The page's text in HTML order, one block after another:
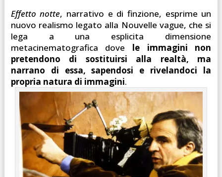
Effetto notte, narrativo e di finzione, esprime un
nuovo realismo legato alla Nouvelle vague, che si
lega a una esplicita dimensione
metacinematografica dove le immagini non
pretendono di sostituirsi alla realtà, ma
narrano di essa, sapendosi e rivelandoci la
propria natura di immagini.